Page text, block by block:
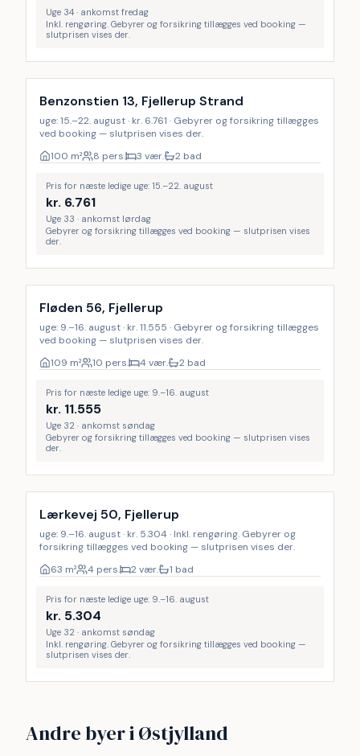
Uge 34 · ankomst fredag
Inkl. rengøring. Gebyrer og forsikring tillægges ved booking —
slutprisen vises der.
Benzonstien 13, Fjellerup Strand
uge: 15.–22. august · kr. 6.761 · Gebyrer og forsikring tillægges
ved booking — slutprisen vises der.
100 m² 8 pers. 3 vær. 2 bad
Pris for næste ledige uge: 15.–22. august
kr. 6.761
Uge 33 · ankomst lørdag
Gebyrer og forsikring tillægges ved booking — slutprisen vises
der.
Fløden 56, Fjellerup
uge: 9.–16. august · kr. 11.555 · Gebyrer og forsikring tillægges
ved booking — slutprisen vises der.
109 m² 10 pers. 4 vær. 2 bad
Pris for næste ledige uge: 9.–16. august
kr. 11.555
Uge 32 · ankomst søndag
Gebyrer og forsikring tillægges ved booking — slutprisen vises
der.
Inkl. rengøring
Lærkevej 50, Fjellerup
uge: 9.–16. august · kr. 5.304 · Inkl. rengøring. Gebyrer og
forsikring tillægges ved booking — slutprisen vises der.
63 m² 4 pers. 2 vær. 1 bad
Pris for næste ledige uge: 9.–16. august
kr. 5.304
Uge 32 · ankomst søndag
Inkl. rengøring. Gebyrer og forsikring tillægges ved booking —
slutprisen vises der.
Andre byer i Østjylland
32 15
Ebeltoft Grenå
Bønnerup Strand